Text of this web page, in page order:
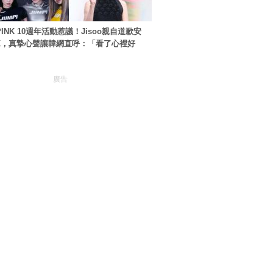
10週年活動惹議！Jisoo親自道歉安
真摯心聲讓韓網直呼：「看了心裡好
廣告